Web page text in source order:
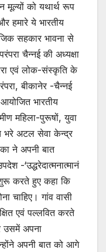
मूल्यों को यथार्थ रूप
हमारे ये भारतीय
सहकार भावना से
चैन्नई की अध्यक्षा
एवं लोक-संस्कृति के
बीकानेर -चैन्नई
भारतीय
महिला-पुरूषों, युवा
भरे अटल सेवा केन्द्र
ने अपनी बात
-‘उद्धरेदात्मनात्मानं
करते हुए कहा कि
चाहिए। गांव वासी
एवं पल्लवित करते
उसमें अपना
अपनी बात को आगे